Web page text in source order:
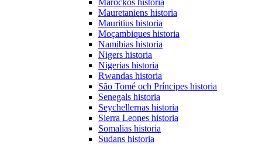
Mauretaniens historia
Mauritius historia
Moçambiques historia
Namibias historia
Nigers historia
Nigerias historia
Rwandas historia
São Tomé och Príncipes historia
Senegals historia
Seychellernas historia
Sierra Leones historia
Somalias historia
Sudans historia